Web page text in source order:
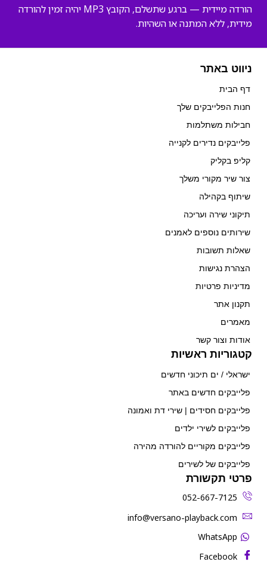
הורדה מיידית — ברגע שתשלם, הקובץ MP3 יהיה זמין להורדה
מידית, ללא המתנה או השהיות.
ניווט באתר
דף הבית
חנות הפלייבקים שלך
חבילות משתלמות
פלייבקים נדירים לקנייה
קליפ בקליק
צור שיר מקורי משלך
שיתוף בקהילה
תיקוני שירה ועריכה
שירותים נוספים לאמנים
שאלות תשובות
הצהרת נגישות
מדיניות פרטיות
תקנון אתר
מאמרים
אודות וצור קשר
קטגוריות ראשיות
ישראלי / ים תיכוני חדשים
פלייבקים חדשים באתר
פלייבקים חסידים | שירי דת ואמונה
פלייבקים לשירי ילדים
פלייבקים מקוריים להורדה מהירה
פלייבקים של לשירים
פרטי תקשורת
052-667-7125
‫info@versano-playback.com‬
WhatsApp
Facebook